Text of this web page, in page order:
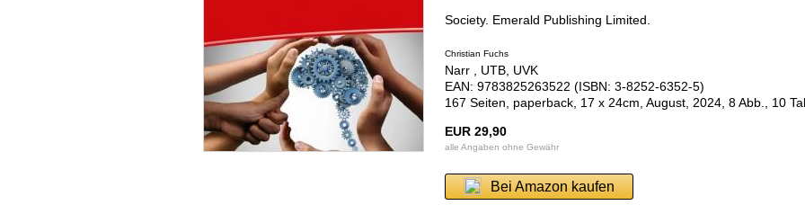
Society. Emerald Publishing Limited.
Christian Fuchs
Narr , UTB, UVK
EAN: 9783825263522 (ISBN: 3-8252-6352-5)
167 Seiten, paperback, 17 x 24cm, August, 2024, 8 Abb., 10
EUR 29,90
alle Angaben ohne Gewähr
Bei Amazon kaufen